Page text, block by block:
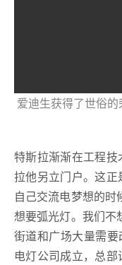
爱迪生获得了世俗
特斯拉渐渐在工程技
拉他另立门户。这
自己交流电梦想的时
想要弧光灯。我们不
街道和广场大量需
电灯公司成立，总